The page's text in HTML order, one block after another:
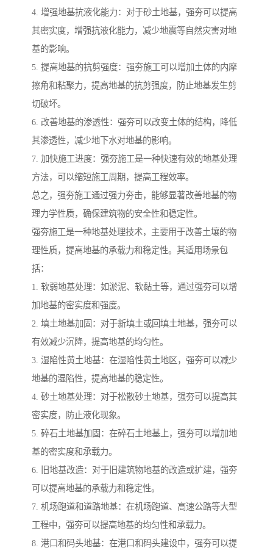
4. 增强地基抗液化能力：对于砂土地基，强夯可以提高
其密实度，增强抗液化能力，减少地震等自然灾害对地
基的影响。
5. 提高地基的抗剪强度：强夯施工可以增加土体的内摩
擦角和粘聚力，提高地基的抗剪强度，防止地基发生剪
切破坏。
6. 改善地基的渗透性：强夯可以改变土体的结构，降低
其渗透性，减少地下水对地基的影响。
7. 加快施工进度：强夯施工是一种快速有效的地基处理
方法，可以缩短施工周期，提高工程效率。
总之，强夯施工通过强力夯击，能够显著改善地基的物
理力学性质，确保建筑物的安全性和稳定性。
强夯施工是一种地基处理技术，主要用于改善土壤的物
理性质，提高地基的承载力和稳定性。其适用场景包
括：
1. 软弱地基处理：如淤泥、软黏土等，通过强夯可以增
加地基的密实度和强度。
2. 填土地基加固：对于新填土或回填土地基，强夯可以
有效减少沉降，提高地基的均匀性。
3. 湿陷性黄土地基：在湿陷性黄土地区，强夯可以减少
地基的湿陷性，提高地基的稳定性。
4. 砂土地基处理：对于松散砂土地基，强夯可以提高其
密实度，防止液化现象。
5. 碎石土地基加固：在碎石土地基上，强夯可以增加地
基的密实度和承载力。
6. 旧地基改造：对于旧建筑物地基的改造或扩建，强夯
可以提高地基的承载力和稳定性。
7. 机场跑道和道路地基：在机场跑道、高速公路等大型
工程中，强夯可以提高地基的均匀性和承载力。
8. 港口和码头地基：在港口和码头建设中，强夯可以提